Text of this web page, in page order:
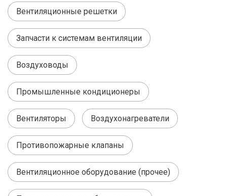
Вентиляционные решетки
Запчасти к системам вентиляции
Воздуховоды
Промышленные кондиционеры
Вентиляторы Воздухонагреватели
Противопожарные клапаны
Вентиляционное оборудование (прочее)